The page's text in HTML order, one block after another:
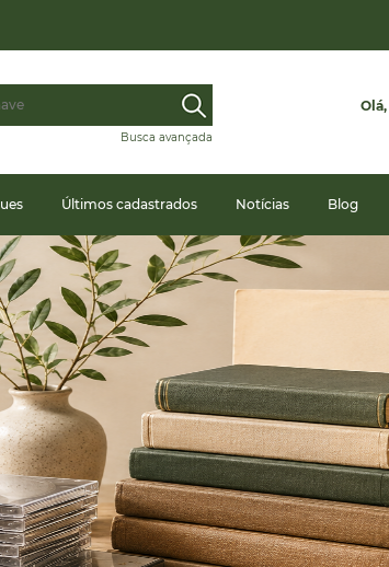
Busca avançada
Olá,
Últimos cadastrados Notícias Blog